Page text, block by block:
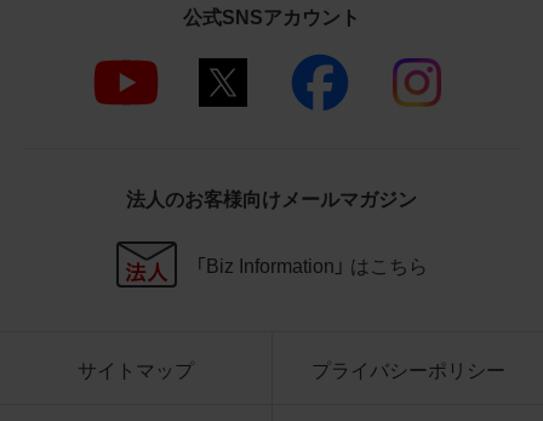
商品写真データの全部又は一部の譲
渡、貸与、再利用許諾、改変、著作権表
示の除去等をしないこと
商品写真データに表示されている当
当社の商品であることを特定できる
商品写真データに著作権表示、ラベ
ル、商標その他のマークがある場合、
ページ以外のサイトとのリンクとし
て利用しないこと
公式SNSアカウント
法人のお客様向けメールマガジン
「Biz Information」 はこちら
サイトマップ プライバシーポリシー